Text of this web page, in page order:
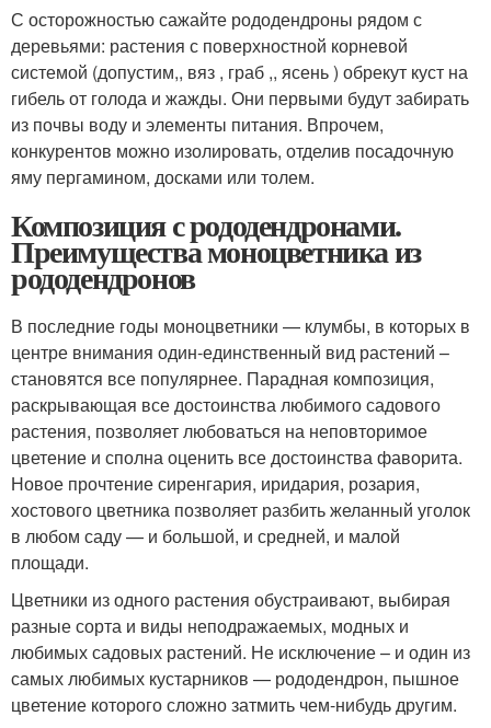
С осторожностью сажайте рододендроны рядом с
деревьями: растения с поверхностной корневой
системой (допустим,, вяз , граб ,, ясень ) обрекут куст на
гибель от голода и жажды. Они первыми будут забирать
из почвы воду и элементы питания. Впрочем,
конкурентов можно изолировать, отделив посадочную
яму пергамином, досками или толем.
Композиция с рододендронами.
Преимущества моноцветника из
рододендронов
В последние годы моноцветники — клумбы, в которых в
центре внимания один-единственный вид растений –
становятся все популярнее. Парадная композиция,
раскрывающая все достоинства любимого садового
растения, позволяет любоваться на неповторимое
цветение и сполна оценить все достоинства фаворита.
Новое прочтение сиренгария, иридария, розария,
хостового цветника позволяет разбить желанный уголок
в любом саду — и большой, и средней, и малой
площади.
Цветники из одного растения обустраивают, выбирая
разные сорта и виды неподражаемых, модных и
любимых садовых растений. Не исключение – и один из
самых любимых кустарников — рододендрон, пышное
цветение которого сложно затмить чем-нибудь другим.